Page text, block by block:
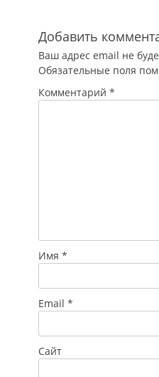
предоставляемых
услуг и даже с
внезапными
блокировками. В…
Добавить
Ваш адрес email не
Обязательные поля
Комментарий *
Имя *
Email *
Сайт